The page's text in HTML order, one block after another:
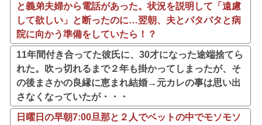
と義弟夫婦から電話があった。状況を説明して「遠慮
して欲しい」と断ったのに…翌朝、夫とバタバタと病
院に向かう準備をしていたら！？
11年間付き合ってた彼氏に、30才になった途端捨てら
れた。吹っ切れるまで２年も掛かってしまったが、そ
の後まさかの良縁に恵まれ結婚→元カレの事は思い出
さなくなっていたが・・・
日曜日の早朝7:00旦那と２人でベットの中でモソモソ